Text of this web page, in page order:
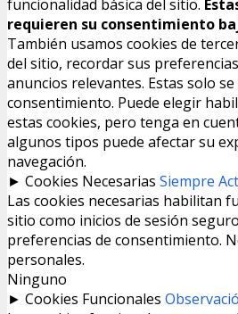
funcionalidad básica del sitio.
requieren su consentimiento
También usamos cookies de
del sitio, recordar sus
anuncios relevantes. Estas solo
consentimiento. Puede elegir
estas cookies, pero tenga en
algunos tipos puede afectar su
navegación.
► Cookies Necesarias Siempre
Las cookies necesarias habilitan
sitio como inicios de sesión
preferencias de consentimiento.
personales.
Ninguno
► Cookies Funcionales